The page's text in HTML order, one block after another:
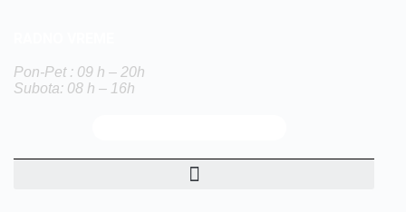
Pon-Pet : 09 h – 20h
Subota: 08 h – 16h